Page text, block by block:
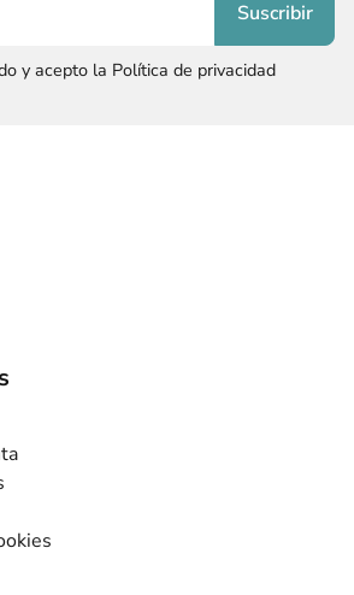
y acepto la Política de privacidad